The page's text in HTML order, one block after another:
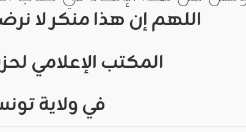
اللهم إن هذا منكر لا
المكتب الإعلامي
في ولاية